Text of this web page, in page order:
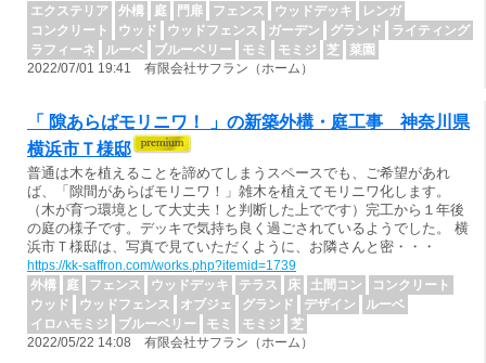
エクステリア
外構 庭 門扉 フェンス ウッドデッキ
レンガ
コンクリート
ウッド ウッドフェンス ガーデン グランド
ライティング
ラフィーネ
ルーベ ブルーベリー モミ モミジ 芝
菜園
2022/07/01 19:41 有限会社サフラン（ホーム）
「 隙あらばモリニワ！ 」の新築外構・庭工事 神奈川県
横浜市Ｔ様邸
普通は木を植えることを諦めてしまうスペースでも、ご希望があれ
ば、「隙間があらばモリニワ！」雑木を植えてモリニワ化します。
（木が育つ環境として大丈夫！と判断した上でです）完工から１年後
の庭の様子です。デッキで気持ち良く過ごされているようでした。 横
浜市Ｔ様邸は、写真で見ていただくように、お隣さんと密・・・
https://kk-saffron.com/works.php?itemid=1739
外構
庭 フェンス ウッドデッキ テラス 床 土間コン
コンクリート
ウッド
ウッドフェンス オブジェ グランド デザイン
ルーベ
イロハモミジ
ブルーベリー モミ モミジ
芝
2022/05/22 14:08 有限会社サフラン（ホーム）